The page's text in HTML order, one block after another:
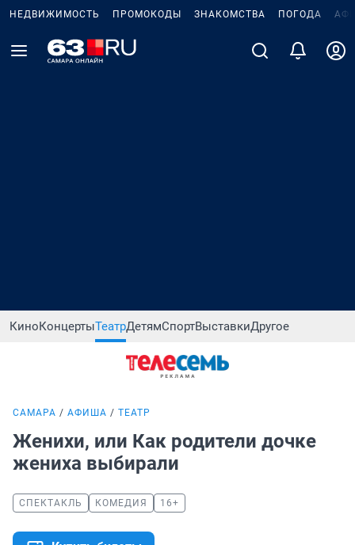
НЕДВИЖИМОСТЬ ПРОМОКОДЫ ЗНАКОМСТВА ПОГОДА
КиноКонцертыТеатрДетямСпортВыставкиДругое
САМАРА АФИША ТЕАТР
Женихи, или Как родители дочке
жениха выбирали
СПЕКТАКЛЬ КОМЕДИЯ 16+